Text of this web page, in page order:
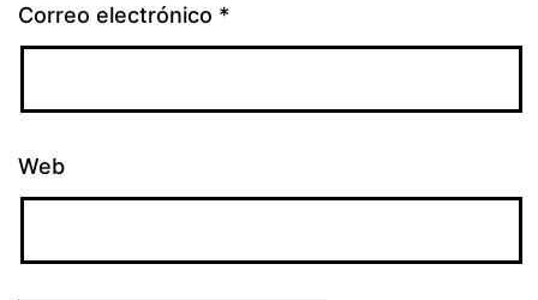
Correo electrónico *
Web